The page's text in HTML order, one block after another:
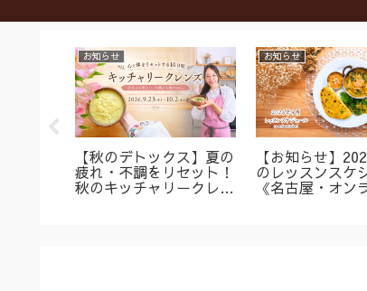
お知らせ
【秋のデトックス】夏の
疲れ・不調をリセット！
秋のキッチャリークレン
お知らせ
【お知らせ】
のレッスンスケ
《名古屋・オン